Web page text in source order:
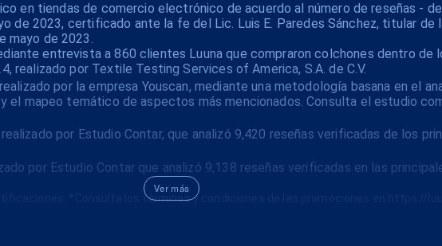
Ver más
en tiendas de comercio electrónico de acuerdo al número de reseñas -
de 2023, certificado ante la fe del Lic. Luis E. Paredes Sánchez, titular de
mayo de 2023.
entrevista a 860 clientes Luuna que compraron colchones dentro de
realizado por Textile Testing Services of America, S.A. de C.V.
por la empresa Youscan, mediante una metodología basana en el
el mapeo temático de aspectos más mencionados. Consulta el estudio
por Estudio Contar, que analizó 9,420 reseñas verificadas de los
por Estudio Contar que analizó 9,138 reseñas verificadas en las
*Consulta los términos y condiciones de las promociones en https://